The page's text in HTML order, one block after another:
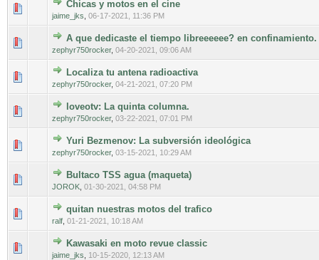
Chicas y motos en el cine
jaime_jks 06-17-2021, 11:36 PM
0 voto(s) - Media 0 de 5
12345
A que dedicaste el tiempo libreeeeee? en confinamiento.
zephyr750rocker, 04-20-2021, 09:06 AM
0 voto(s) - Media 0 de 5
12345
Localiza tu antena radioactiva
zephyr750rocker, 04-21-2021, 07:20 PM
0 voto(s) - Media 0 de 5
12345
loveotv: La quinta columna.
zephyr750rocker, 03-22-2021, 07:01 PM
0 voto(s) - Media 0 de 5
12345
Yuri Bezmenov: La subversión ideológica
zephyr750rocker, 03-15-2021, 10:29 AM
0 voto(s) - Media 0 de 5
1 2345
Bultaco TSS agua (maqueta)
JOROK 01-30-2021, 04:58 PM
0 voto(s) - Media 0 de 5
12345
quitan nuestras motos del trafico
ralf 01-21-2021, 10:18 AM
0 voto(s) - Media 0 de 5
12345
Kawasaki en moto revue classic
jaime_jks 10-15-2020, 12:13 AM
0 voto(s) - Media 0 de 5
12345